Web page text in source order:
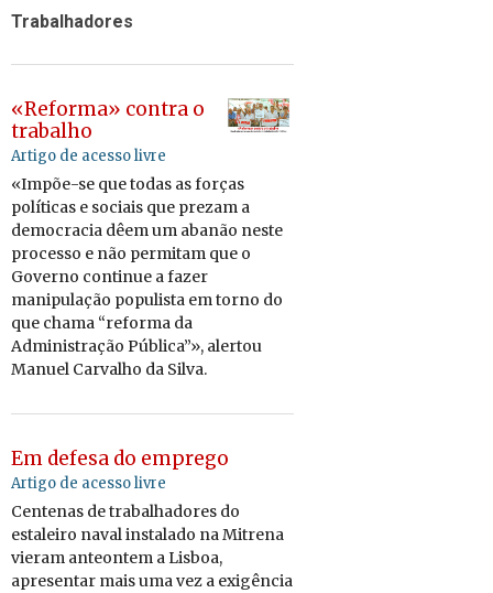
Trabalhadores
«Reforma» contra o
trabalho
Artigo de acesso livre
«Impõe-se que todas as forças
políticas e sociais que prezam a
democracia dêem um abanão neste
processo e não permitam que o
Governo continue a fazer
manipulação populista em torno do
que chama “reforma da
Administração Pública”», alertou
Manuel Carvalho da Silva.
Em defesa do emprego
Artigo de acesso livre
Centenas de trabalhadores do
estaleiro naval instalado na Mitrena
vieram anteontem a Lisboa,
apresentar mais uma vez a exigência